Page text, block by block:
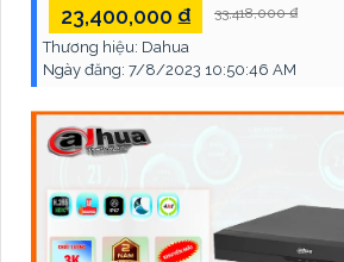
23,400,000 ₫ 33,418,000 ₫
Thương hiệu: Dahua
Ngày đăng: 7/8/2023 10:50:46 AM